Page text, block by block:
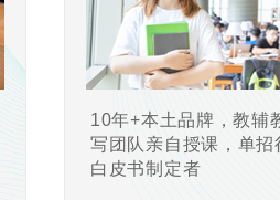
10年+本土品牌，教辅
写团队亲自授课，单招
白皮书制定者